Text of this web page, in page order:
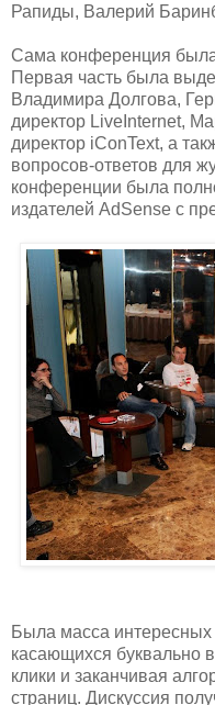
Рапиды, Валерий
Сама конференция
Первая часть была
Владимира Долгова,
директор LiveInternet,
директор iConText, а
вопросов-ответов для
конференции была
издателей AdSense с
Была масса интересных
касающихся буквально
клики и заканчивая
страниц. Дискуссия